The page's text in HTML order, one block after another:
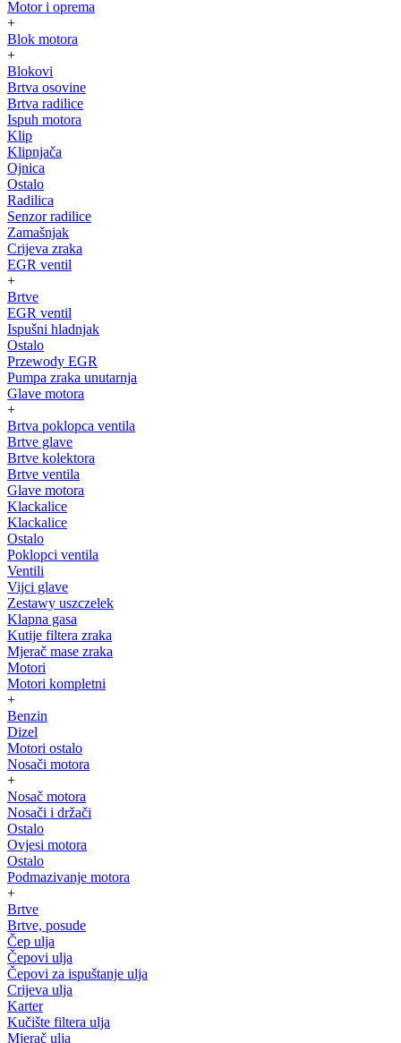
Motor i oprema
+
Blok motora
+
Blokovi
Brtva osovine
Brtva radilice
Ispuh motora
Klip
Klipnjača
Ojnica
Ostalo
Radilica
Senzor radilice
Zamašnjak
Crijeva zraka
EGR ventil
+
Brtve
EGR ventil
Ispušni hladnjak
Ostalo
Przewody EGR
Pumpa zraka unutarnja
Glave motora
+
Brtva poklopca ventila
Brtve glave
Brtve kolektora
Brtve ventila
Glave motora
Klackalice
Klackalice
Ostalo
Poklopci ventila
Ventili
Vijci glave
Zestawy uszczelek
Klapna gasa
Kutije filtera zraka
Mjerač mase zraka
Motori
Motori kompletni
+
Benzin
Dizel
Motori ostalo
Nosači motora
+
Nosač motora
Nosači i držači
Ostalo
Ovjesi motora
Ostalo
Podmazivanje motora
+
Brtve
Brtve, posude
Čep ulja
Čepovi ulja
Čepovi za ispuštanje ulja
Crijeva ulja
Karter
Kučište filtera ulja
Mjerač ulja